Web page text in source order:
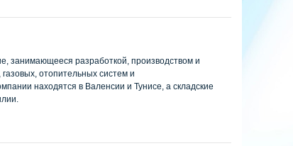
занимающееся разработкой, производством и
отопительных систем и
находятся в Валенсии и Тунисе, а складские